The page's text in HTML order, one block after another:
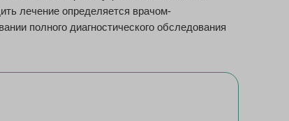
лечение определяется врачом-
полного диагностического обследования